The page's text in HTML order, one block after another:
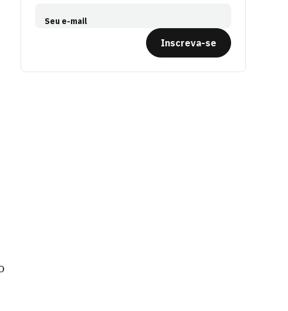
Seu e-mail
Inscreva-se